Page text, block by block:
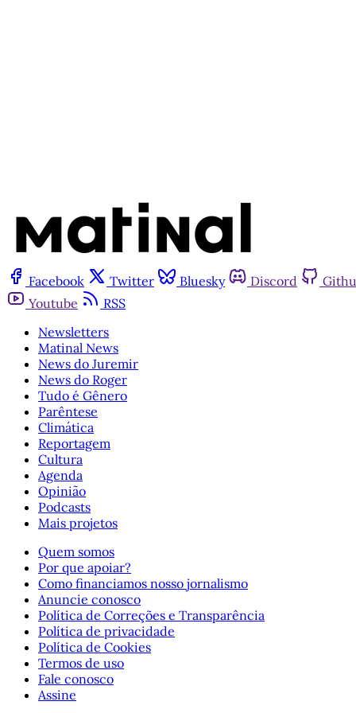
Facebook Twitter Bluesky Discord
Youtube
RSS
Newsletters
Matinal News
News do Juremir
News do Roger
Tudo é Gênero
Parêntese
Climática
Reportagem
Cultura
Agenda
Opinião
Podcasts
Mais projetos
Quem somos
Por que apoiar?
Como financiamos nosso jornalismo
Anuncie conosco
Política de Correções e Transparência
Política de privacidade
Política de Cookies
Termos de uso
Fale conosco
Assine